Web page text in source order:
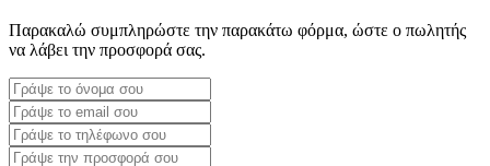
Παρακαλώ συμπληρώστε την παρακάτω φόρμα, ώστε ο πωλητής
να λάβει την προσφορά σας.